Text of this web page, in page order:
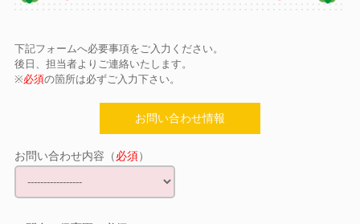
下記フォームへ必要事項をご入力ください。
後日、担当者よりご連絡いたします。
※必須の箇所は必ずご入力下さい。
お問い合わせ情報
お問い合わせ内容（必須）